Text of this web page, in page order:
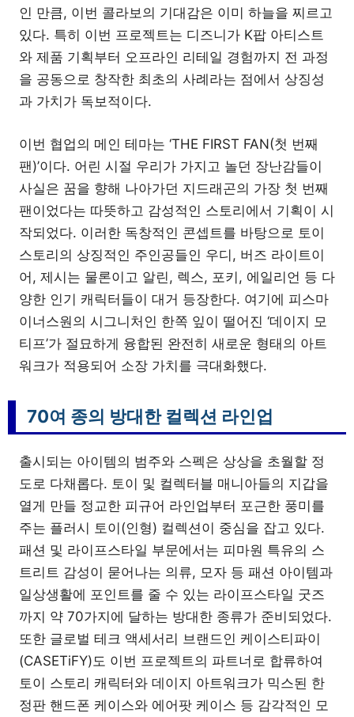
인 만큼, 이번 콜라보의 기대감은 이미 하늘을 찌르고
있다. 특히 이번 프로젝트는 디즈니가 K팝 아티스트
와 제품 기획부터 오프라인 리테일 경험까지 전 과정
을 공동으로 창작한 최초의 사례라는 점에서 상징성
과 가치가 독보적이다.
이번 협업의 메인 테마는 ‘THE FIRST FAN(첫 번째
팬)’이다. 어린 시절 우리가 가지고 놀던 장난감들이
사실은 꿈을 향해 나아가던 지드래곤의 가장 첫 번째
팬이었다는 따뜻하고 감성적인 스토리에서 기획이 시
작되었다. 이러한 독창적인 콘셉트를 바탕으로 토이
스토리의 상징적인 주인공들인 우디, 버즈 라이트이
어, 제시는 물론이고 알린, 렉스, 포키, 에일리언 등 다
양한 인기 캐릭터들이 대거 등장한다. 여기에 피스마
이너스원의 시그니처인 한쪽 잎이 떨어진 ‘데이지 모
티프’가 절묘하게 융합된 완전히 새로운 형태의 아트
워크가 적용되어 소장 가치를 극대화했다.
70여 종의 방대한 컬렉션 라인업
출시되는 아이템의 범주와 스펙은 상상을 초월할 정
도로 다채롭다. 토이 및 컬렉터블 매니아들의 지갑을
열게 만들 정교한 피규어 라인업부터 포근한 풍미를
주는 플러시 토이(인형) 컬렉션이 중심을 잡고 있다.
패션 및 라이프스타일 부문에서는 피마원 특유의 스
트리트 감성이 묻어나는 의류, 모자 등 패션 아이템과
일상생활에 포인트를 줄 수 있는 라이프스타일 굿즈
까지 약 70가지에 달하는 방대한 종류가 준비되었다.
또한 글로벌 테크 액세서리 브랜드인 케이스티파이
(CASETiFY)도 이번 프로젝트의 파트너로 합류하여
토이 스토리 캐릭터와 데이지 아트워크가 믹스된 한
정판 핸드폰 케이스와 에어팟 케이스 등 감각적인 모